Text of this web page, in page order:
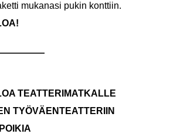
mukanasi pukin konttiin.
TEATTERIMATKALLE
TYÖVÄENTEATTERIIN